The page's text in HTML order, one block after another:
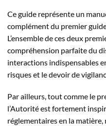
Ce guide représente un
complément du premier
L’ensemble de ces deux
compréhension parfaite du
interactions indispensables
risques et le devoir de
Par ailleurs, tout comme le
l’Autorité est fortement
réglementaires en la